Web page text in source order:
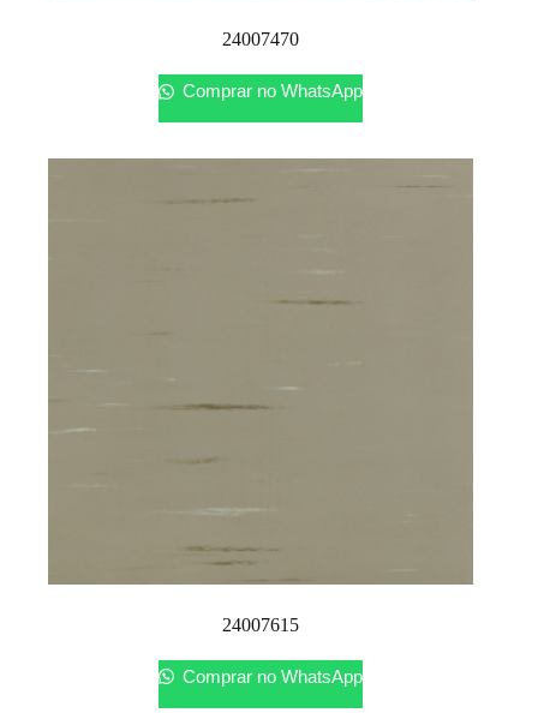
24007470
Comprar no WhatsApp
24007615
Comprar no WhatsApp